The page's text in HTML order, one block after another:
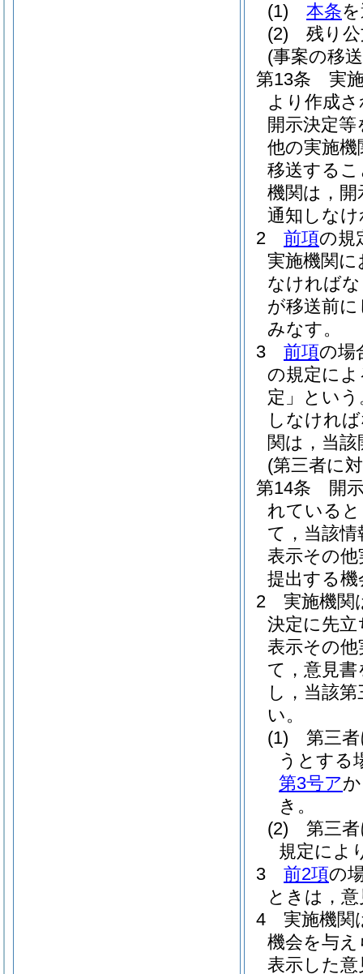
(1)
本条
(2)
残り
(事案の移
第13条
実
より作成
開示決定
他の実施
移送する
機関は，
通知しな
2
前項の規
実施機関
なければ
が移送前
みなす。
3
前項の場
の規定に
定」という
しなけれ
関は，当
(第三者に
第14条
開
れている
て，当該
表示その
提出する
2
実施機関
決定に先
表示その
て，意見
し，当該
い。
(1)
第三
うとする
第3号ア
き。
(2)
第三
規定によ
3
前2項の
ときは，
4
実施機関
機会を与
表示した